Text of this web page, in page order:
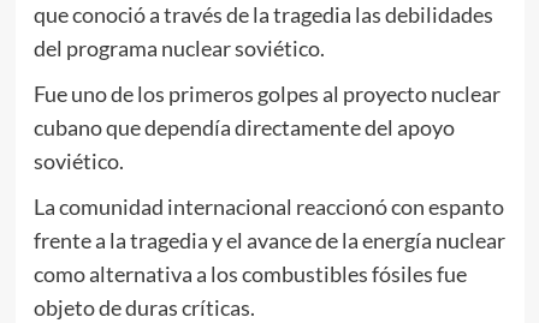
que conoció a través de la tragedia las debilidades
del programa nuclear soviético.
Fue uno de los primeros golpes al proyecto nuclear
cubano que dependía directamente del apoyo
soviético.
La comunidad internacional reaccionó con espanto
frente a la tragedia y el avance de la energía nuclear
como alternativa a los combustibles fósiles fue
objeto de duras críticas.